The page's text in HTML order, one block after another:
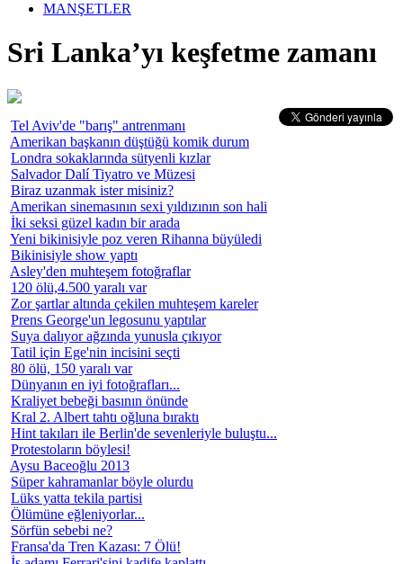
MANŞETLER
Sri Lanka’yı keşfetme zamanı
Tel Aviv'de "barış" antrenmanı
Amerikan başkanın düştüğü komik durum
Londra sokaklarında sütyenli kızlar
Salvador Dalí Tiyatro ve Müzesi
Biraz uzanmak ister misiniz?
Amerikan sinemasının sexi yıldızının son hali
İki seksi güzel kadın bir arada
Yeni bikinisiyle poz veren Rihanna büyüledi
Bikinisiyle show yaptı
Asley'den muhteşem fotoğraflar
120 ölü,4.500 yaralı var
Zor şartlar altında çekilen muhteşem kareler
Prens George'un legosunu yaptılar
Suya dalıyor ağzında yunusla çıkıyor
Tatil için Ege'nin incisini seçti
80 ölü, 150 yaralı var
Dünyanın en iyi fotoğrafları...
Kraliyet bebeği basının önünde
Kral 2. Albert tahtı oğluna bıraktı
Hint takıları ile Berlin'de sevenleriyle buluştu...
Protestoların böylesi!
Aysu Baceoğlu 2013
Süper kahramanlar böyle olurdu
Lüks yatta tekila partisi
Ölümüne eğleniyorlar...
Sörfün sebebi ne?
Fransa'da Tren Kazası: 7 Ölü!